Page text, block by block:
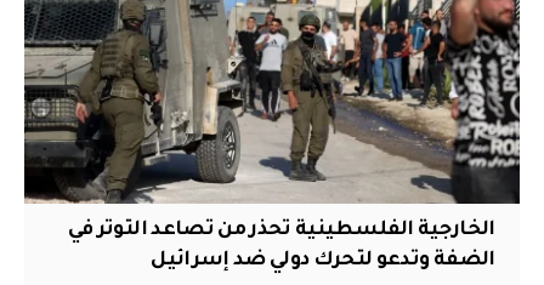
الخارجية الفلسطينية تحذر من تصاعد التوتر في
الضفة وتدعو لتحرك دولي ضد إسرائيل